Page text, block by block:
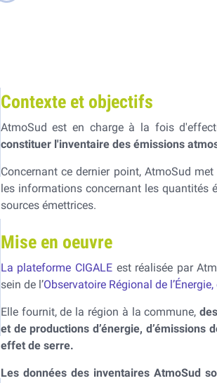
Contexte et objectifs
AtmoSud est en charge à la fois
constituer l'inventaire des émissions
Concernant ce dernier point, AtmoSud
les informations concernant les quantités
sources émettrices.
Mise en oeuvre
La plateforme CIGALEest réalisée par
sein de l’Observatoire Régional de
Elle fournit, de la région à la commune,
et de productions d’énergie,
effet de serre.
Les données des inventaires AtmoSud